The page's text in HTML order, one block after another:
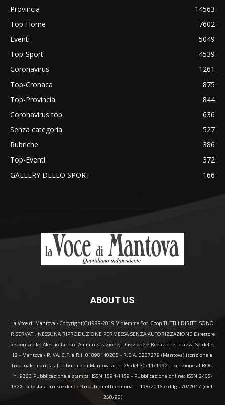
Provincia
14563
Top-Home
7602
Eventi
5049
Top-Sport
4539
Coronavirus
1261
Top-Cronaca
875
Top-Provincia
844
Coronavirus top
636
Senza categoria
527
Rubriche
386
Top-Eventi
372
GALLERY DELLO SPORT
166
ABOUT US
La Voce di Mantova - Copyright(C)1999-2019 Vidiemme Soc. Coop TUTTI I DIRITTI SONO
RISERVATI. NESSUNA RIPRODUZIONE PERMESSA SENZA AUTORIZZAZIONE Direttore
responsabile: Alessio Tarpini Amministrazione, Direzione e Redazione: piazza Sordello,
12 - Mantova - P.IVA, C.F. e R.I. 01898140205 - R.E.A. 0207279 (Mantova) iscrizione al
Tribunale: iscritta al Tribunale di Mantova al n. 25 del 30/11/1992 - iscrizione al ROC:
n. 9363 Pubblicazione a stampa: ISSN 1594-1159 - Pubblicazione online: ISSN 2465-
132X La testata fruisce dei contributi diretti editoria L. 198/2016 e d.lgs 70/2017 (ex L.
250/90)